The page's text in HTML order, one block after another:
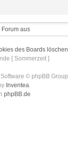
des Boards löschen
[ Sommerzeit ]
© phpBB Group
Inventea.
phpBB.de